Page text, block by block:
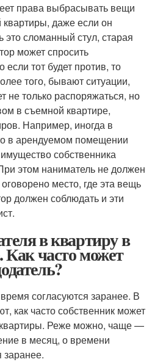
права выбрасывать вещи
даже если он
сломанный стул, старая
может спросить
тот будет против, то
того, бывают ситуации,
не только распоряжаться, но
в съемной квартире,
Например, иногда в
в арендуемом помещении
собственника
этом наниматель не должен
место, где эта вещь
должен соблюдать и эти
в квартиру в
Как часто может
согласуются заранее. В
как часто собственник может
Реже можно, чаще —
в месяц, о времени
заранее.